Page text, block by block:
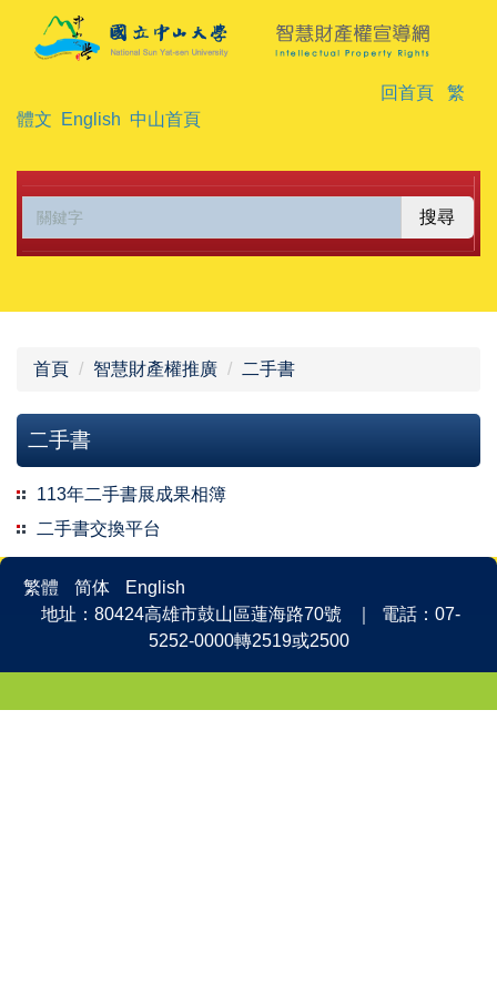
內
區
回首頁
繁
體文
English 中山首頁
搜尋
首頁 智慧財產權推廣 二手書
二手書
113年二手書展成果相簿
二手書交換平台
繁體 简体
English
地址：80424高雄市鼓山區蓮海路70號 ｜ 電話：07-
5252-0000轉2519或2500